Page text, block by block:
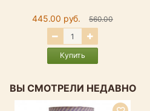
445.00 руб. 560.00
Купить
ВЫ СМОТРЕЛИ НЕДАВНО